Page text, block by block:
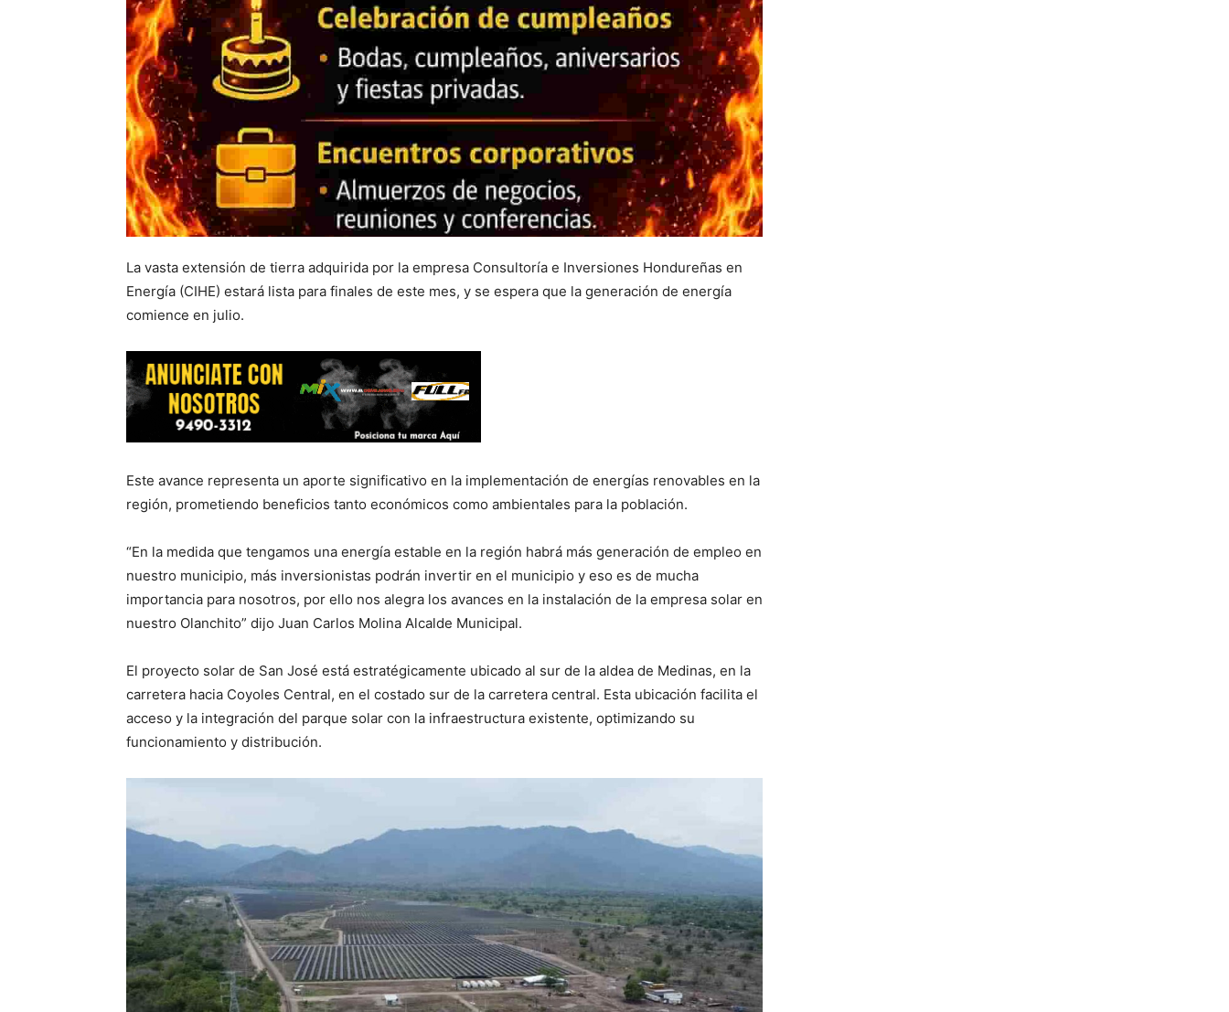
La vasta extensión de tierra adquirida por la empresa Consultoría e Inversiones Hondureñas en
Energía (CIHE) estará lista para finales de este mes, y se espera que la generación de energía
comience en julio.
Este avance representa un aporte significativo en la implementación de energías renovables en la
región, prometiendo beneficios tanto económicos como ambientales para la población.
“En la medida que tengamos una energía estable en la región habrá más generación de empleo en
nuestro municipio, más inversionistas podrán invertir en el municipio y eso es de mucha
importancia para nosotros, por ello nos alegra los avances en la instalación de la empresa solar en
nuestro Olanchito” dijo Juan Carlos Molina Alcalde Municipal.
El proyecto solar de San José está estratégicamente ubicado al sur de la aldea de Medinas, en la
carretera hacia Coyoles Central, en el costado sur de la carretera central. Esta ubicación facilita el
acceso y la integración del parque solar con la infraestructura existente, optimizando su
funcionamiento y distribución.